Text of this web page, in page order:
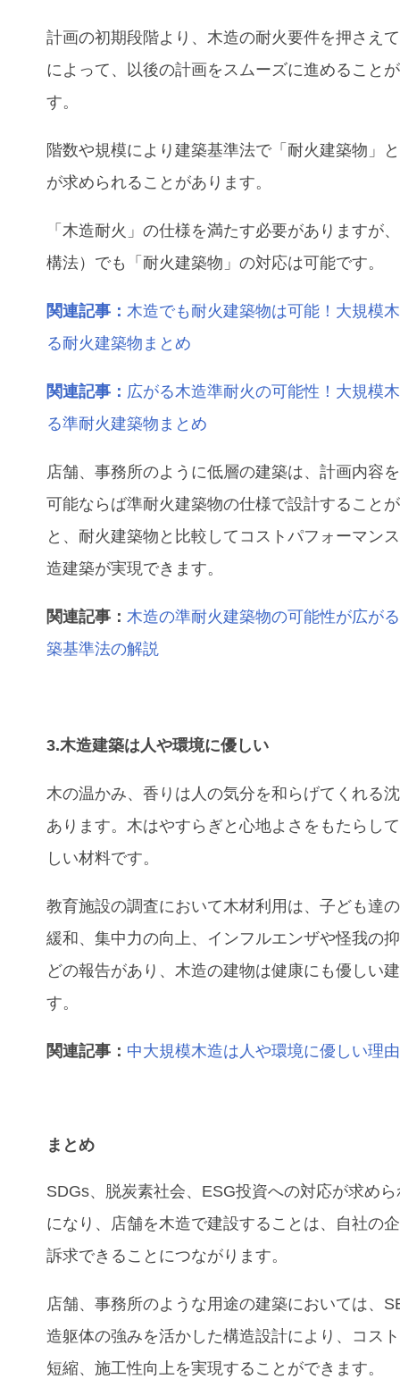
計画の初期段階より、木造の耐火要件を押さえ
によって、以後の計画をスムーズに進めること
す。
階数や規模により建築基準法で「耐火建築物」
が求められることがあります。
「木造耐火」の仕様を満たす必要がありますが
構法）でも「耐火建築物」の対応は可能です。
関連記事：木造でも耐火建築物は可能！大規模
る耐火建築物まとめ
関連記事： 広がる木造準耐火の可能性！大規模
る準耐火建築物まとめ
店舗、事務所のように低層の建築は、計画内容
可能ならば準耐火建築物の仕様で設計すること
と、耐火建築物と比較してコストパフォーマン
造建築が実現できます。
関連記事：木造の準耐火建築物の可能性が広が
築基準法の解説
3.木造建築は人や環境に優しい
木の温かみ、香りは人の気分を和らげてくれる
あります。木はやすらぎと心地よさをもたらし
しい材料です。
教育施設の調査において木材利用は、子ども達
緩和、集中力の向上、インフルエンザや怪我の
どの報告があり、木造の建物は健康にも優しい
す。
関連記事： 中大規模木造は人や環境に優しい理由
まとめ
SDGs、脱炭素社会、ESG投資への対応が求め
になり、 店舗を木造で建設することは、自社の
訴求できることにつながります。
店舗、事務所のような用途の建築においては、
造躯体の強みを活かした構造設計により、コス
短縮、施工性向上を実現することができます。